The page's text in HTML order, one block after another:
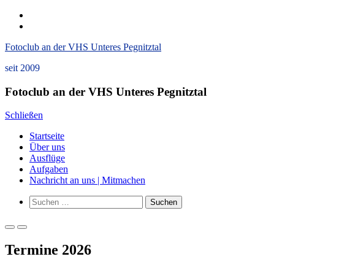
Zum
Inhalt
Impressum
Fotoclub an der VHS Unteres Pegnitztal
seit 2009
Fotoclub an der VHS Unteres Pegnitztal
Schließen
Startseite
Über uns
Ausflüge
Aufgaben
Nachricht an uns | Mitmachen
Such-
Formular
Suchen
nach:
Primäres
für
Primäres
für
Termine 2026